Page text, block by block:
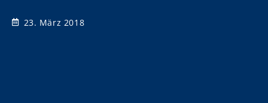
23. März 2018